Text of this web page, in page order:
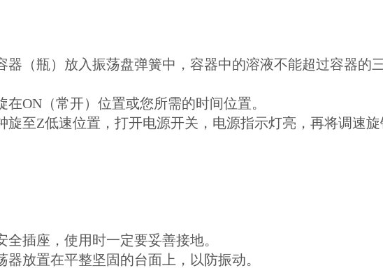
器（瓶）放入振荡盘弹簧中，容器中的溶液不能超过容器的
在ON（常开）位置或您所需的时间位置。
旋至Z低速位置，打开电源开关，电源指示灯亮，再将调速
全插座，使用时一定要妥善接地。
器放置在平整坚固的台面上，以防振动。